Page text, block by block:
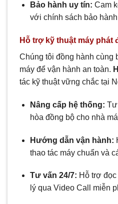
Bảo hành uy tín: Cam
với chính sách bảo
Hỗ trợ kỹ thuật máy phát
Chúng tôi đồng hành cùng
máy để vận hành an toàn.
tác kỹ thuật vững chắc tại
Nâng cấp hệ thống: Tư
hòa đồng bộ cho nhà
Hướng dẫn vận hành:
thao tác máy chuẩn và
Tư vấn 24/7: Hỗ trợ
lý qua Video Call miễn